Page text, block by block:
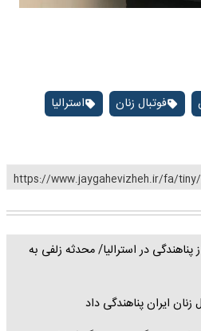
فوتبال زنان
استرالیا
https://www.jaygahevizheh.ir/fa/
پناهندگی در استرالیا/ محدثه زلفی به